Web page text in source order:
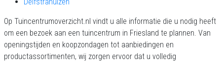
Op Tuincentrumoverzicht.nl vindt u alle informatie die u nodig heeft
om een bezoek aan een tuincentrum in Friesland te plannen. Van
openingstijden en koopzondagen tot aanbiedingen en
productassortimenten, wij zorgen ervoor dat u volledig